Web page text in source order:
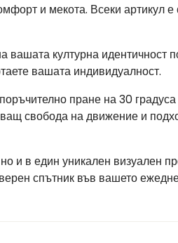
и мекота. Всеки артикул
културна идентичност
вашата индивидуалност.
пране на 30
свобода на движение и
и в един уникален визуален
спътник във вашето